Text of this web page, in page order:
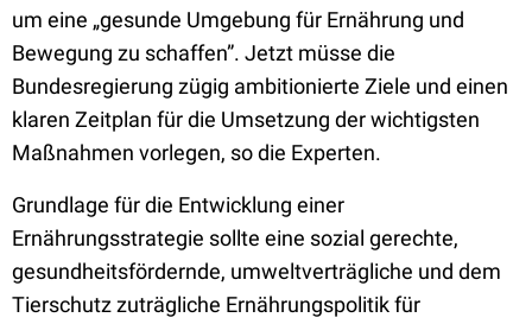
um eine „gesunde Umgebung für Ernährung und
Bewegung zu schaffen”. Jetzt müsse die
Bundesregierung zügig ambitionierte Ziele und einen
klaren Zeitplan für die Umsetzung der wichtigsten
Maßnahmen vorlegen, so die Experten.
Grundlage für die Entwicklung einer
Ernährungsstrategie sollte eine sozial gerechte,
gesundheitsfördernde, umweltverträgliche und dem
Tierschutz zuträgliche Ernährungspolitik für